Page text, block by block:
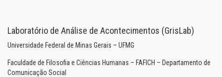
Laboratório de Análise de Acontecimentos (GrisLab)
Universidade Federal de Minas Gerais – UFMG
Faculdade de Filosofia e Ciências Humanas – FAFICH – Departamento de
Comunicação Social